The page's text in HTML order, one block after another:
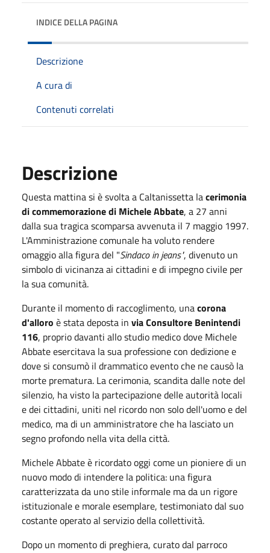
INDICE DELLA PAGINA
Descrizione
A cura di
Contenuti correlati
Descrizione
Questa mattina si è svolta a Caltanissetta lacerimonia
di commemorazione di Michele Abbate, a 27 anni
dalla sua tragica scomparsa avvenuta il 7 maggio 1997.
L'Amministrazione comunale ha voluto rendere
omaggio alla figura del "Sindaco in jeans", divenuto un
simbolo di vicinanza ai cittadini e di impegno civile per
la sua comunità.
Durante il momento di raccoglimento, unacorona
d'alloro è stata deposta in via Consultore Benintendi
116, proprio davanti allo studio medico dove Michele
Abbate esercitava la sua professione con dedizione e
dove si consumò il drammatico evento che ne causò la
morte prematura. La cerimonia, scandita dalle note del
silenzio, ha visto la partecipazione delle autorità locali
e dei cittadini, uniti nel ricordo non solo dell'uomo e del
medico, ma di un amministratore che ha lasciato un
segno profondo nella vita della città.
Michele Abbate è ricordato oggi come un pioniere di un
nuovo modo di intendere la politica: una figura
caratterizzata da uno stile informale ma da un rigore
istituzionale e morale esemplare, testimoniato dal suo
costante operato al servizio della collettività.
Dopo un momento di preghiera, curato dal parroco